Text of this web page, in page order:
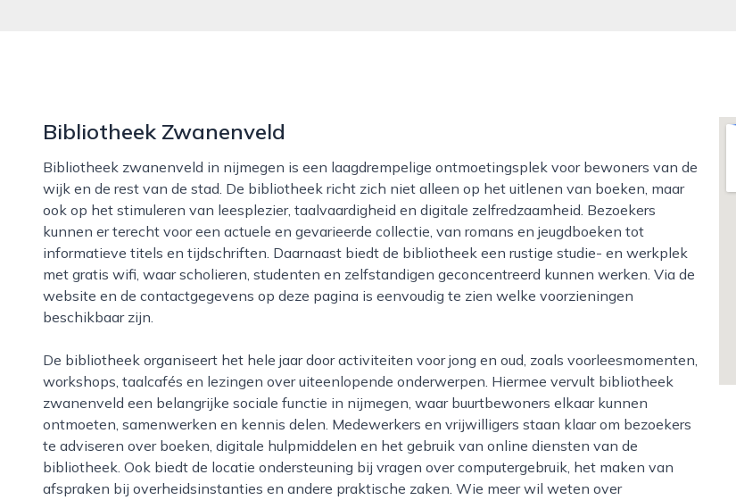
Bibliotheek Zwanenveld
Bibliotheek zwanenveld in nijmegen is een laagdrempelige ontmoetingsplek voor bewoners van de
wijk en de rest van de stad. De bibliotheek richt zich niet alleen op het uitlenen van boeken, maar
ook op het stimuleren van leesplezier, taalvaardigheid en digitale zelfredzaamheid. Bezoekers
kunnen er terecht voor een actuele en gevarieerde collectie, van romans en jeugdboeken tot
informatieve titels en tijdschriften. Daarnaast biedt de bibliotheek een rustige studie- en werkplek
met gratis wifi, waar scholieren, studenten en zelfstandigen geconcentreerd kunnen werken. Via de
website en de contactgegevens op deze pagina is eenvoudig te zien welke voorzieningen
beschikbaar zijn.
De bibliotheek organiseert het hele jaar door activiteiten voor jong en oud, zoals voorleesmomenten,
workshops, taalcafés en lezingen over uiteenlopende onderwerpen. Hiermee vervult bibliotheek
zwanenveld een belangrijke sociale functie in nijmegen, waar buurtbewoners elkaar kunnen
ontmoeten, samenwerken en kennis delen. Medewerkers en vrijwilligers staan klaar om bezoekers
te adviseren over boeken, digitale hulpmiddelen en het gebruik van online diensten van de
bibliotheek. Ook biedt de locatie ondersteuning bij vragen over computergebruik, het maken van
afspraken bij overheidsinstanties en andere praktische zaken. Wie meer wil weten over